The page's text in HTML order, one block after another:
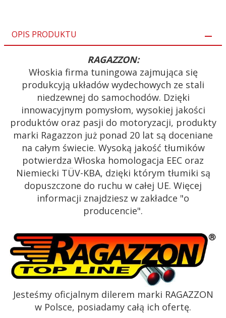
OPIS PRODUKTU
RAGAZZON:
Włoskia firma tuningowa zajmująca się
produkcyją układów wydechowych ze stali
niedzewnej do samochodów. Dzięki
innowacyjnym pomysłom, wysokiej jakości
produktów oraz pasji do motoryzacji, produkty
marki Ragazzon już ponad 20 lat są doceniane
na całym świecie. Wysoką jakość tłumików
potwierdza Włoska homologacja EEC oraz
Niemiecki TÜV-KBA, dzięki którym tłumiki są
dopuszczone do ruchu w całej UE. Więcej
informacji znajdziesz w zakładce "o
producencie".
Jesteśmy oficjalnym dilerem marki RAGAZZON
w Polsce, posiadamy całą ich ofertę.